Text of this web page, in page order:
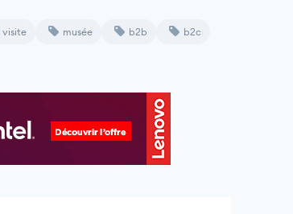
visite musée b2b b2c